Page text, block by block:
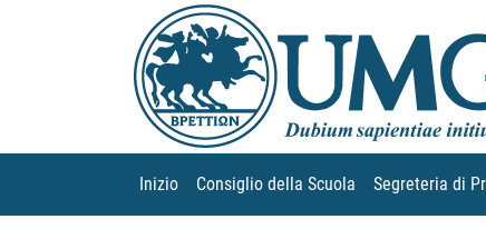
Inizio (current)
Consiglio della Scuola (current)
Segreteria di